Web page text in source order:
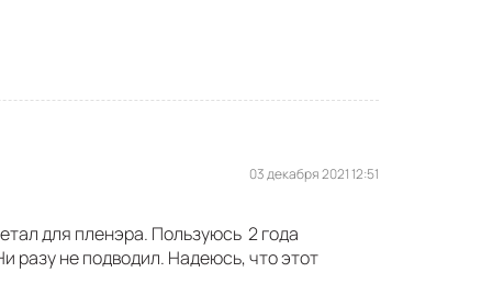
03 декабря 2021 12:51
для пленэра. Пользуюсь 2 года
разу не подводил. Надеюсь, что этот